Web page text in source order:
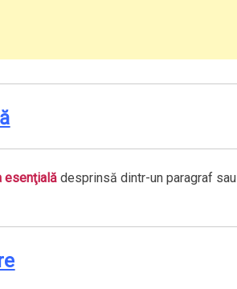
esenţialădesprinsă dintr-un paragraf sau